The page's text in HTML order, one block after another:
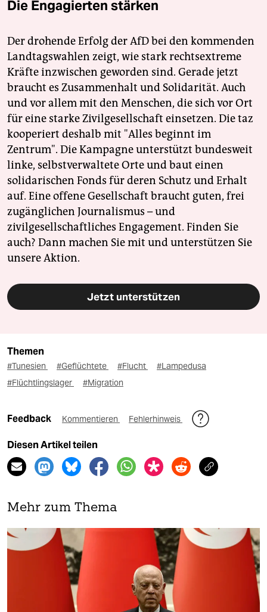
Die Engagierten stärken
Der drohende Erfolg der AfD bei den kommenden
Landtagswahlen zeigt, wie stark rechtsextreme
Kräfte inzwischen geworden sind. Gerade jetzt
braucht es Zusammenhalt und Solidarität. Auch
und vor allem mit den Menschen, die sich vor Ort
für eine starke Zivilgesellschaft einsetzen. Die taz
kooperiert deshalb mit "Alles beginnt im
Zentrum". Die Kampagne unterstützt bundesweit
linke, selbstverwaltete Orte und baut einen
solidarischen Fonds für deren Schutz und Erhalt
auf. Eine offene Gesellschaft braucht guten, frei
zugänglichen Journalismus – und
zivilgesellschaftliches Engagement. Finden Sie
auch? Dann machen Sie mit und unterstützen Sie
unsere Aktion.
Jetzt unterstützen
Themen
#Tunesien #Geflüchtete #Flucht
#Lampedusa
#Flüchtlingslager
#Migration
Feedback Kommentieren Fehlerhinweis
Diesen Artikel teilen
Mehr zum Thema